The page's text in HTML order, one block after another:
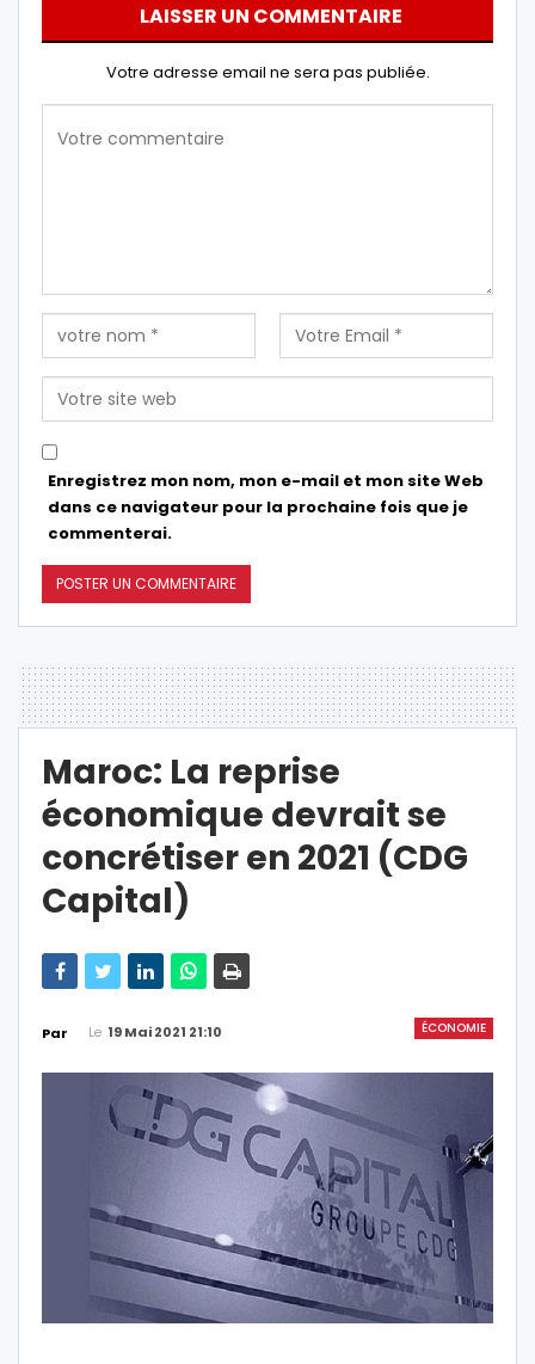
LAISSER UN COMMENTAIRE
Votre adresse email ne sera pas publiée.
Enregistrez mon nom, mon e-mail et mon site Web
dans ce navigateur pour la prochaine fois que je
commenterai.
Maroc: La reprise
économique devrait se
concrétiser en 2021 (CDG
Capital)
ÉCONOMIE
Par Le 19 Mai 2021 21:10